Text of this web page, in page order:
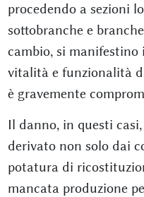
procedendo a sezioni
sottobranche e
cambio, si
vitalità e funzionalità
è gravemente
Il danno, in questi
derivato non solo dai
potatura di
mancata produzione